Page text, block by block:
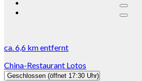
ca.6,6 kmentfernt
China-Restaurant Lotos
Geschlossen (öffnet 17:30 Uhr)